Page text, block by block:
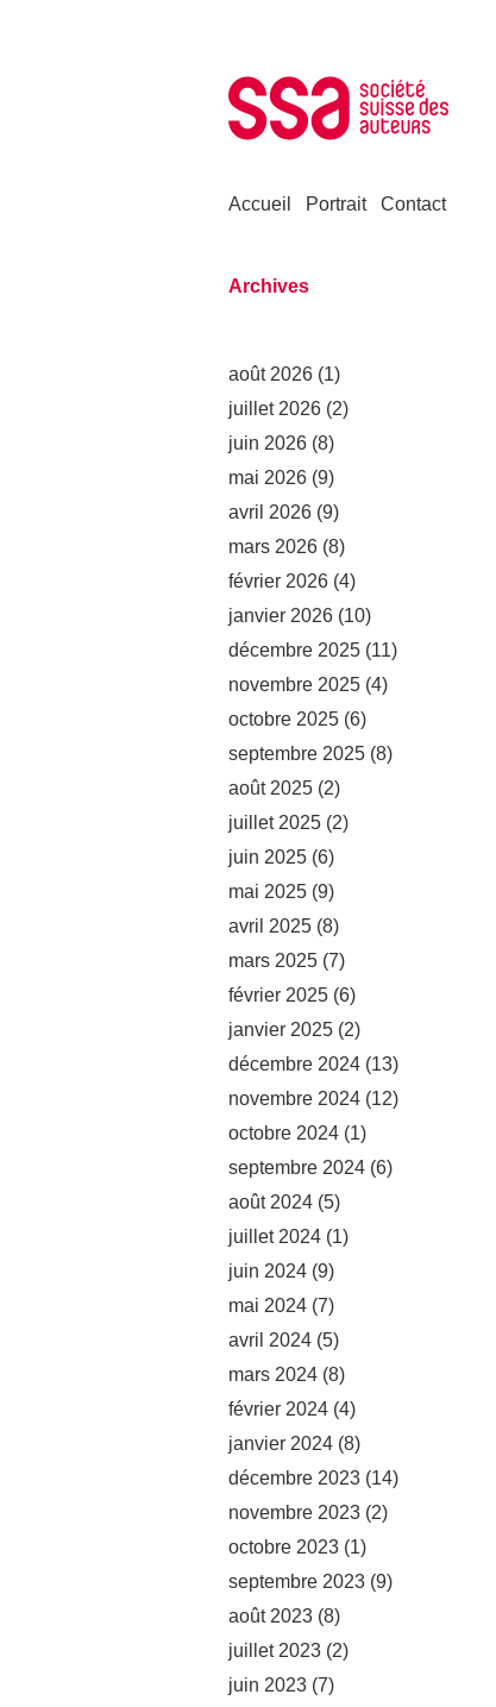
Accueil Portrait Contact
Archives
août 2026 (1)
juillet 2026 (2)
juin 2026 (8)
mai 2026 (9)
avril 2026 (9)
mars 2026 (8)
février 2026 (4)
janvier 2026 (10)
décembre 2025 (11)
novembre 2025 (4)
octobre 2025 (6)
septembre 2025 (8)
août 2025 (2)
juillet 2025 (2)
juin 2025 (6)
mai 2025 (9)
avril 2025 (8)
mars 2025 (7)
février 2025 (6)
janvier 2025 (2)
décembre 2024 (13)
novembre 2024 (12)
octobre 2024 (1)
septembre 2024 (6)
août 2024 (5)
juillet 2024 (1)
juin 2024 (9)
mai 2024 (7)
avril 2024 (5)
mars 2024 (8)
février 2024 (4)
janvier 2024 (8)
décembre 2023 (14)
novembre 2023 (2)
octobre 2023 (1)
septembre 2023 (9)
août 2023 (8)
juillet 2023 (2)
juin 2023 (7)